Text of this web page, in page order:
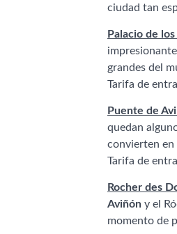
ciudad tan
Palacio de los
grandes del
Tarifa de
Puente de
quedan
convierten en
Tarifa de
Rocher des
Aviñón y el
momento de